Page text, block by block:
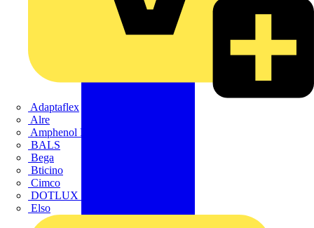
Adaptaflex
Alre
Amphenol FTG
BALS
Bega
Bticino
Cimco
DOTLUX GmbH
Elso